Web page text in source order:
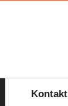
Kontakt